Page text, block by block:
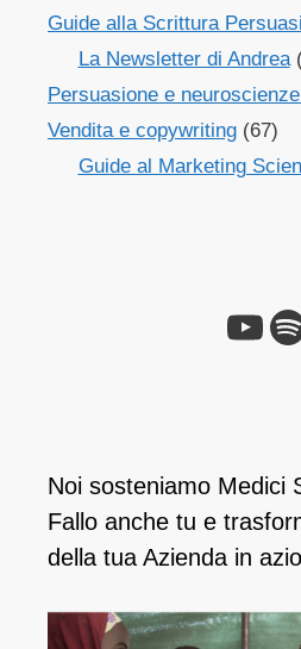
Guide alla Scrittura
La Newsletter di Andrea
Persuasione e
Vendita e copywriting (67)
Guide al Marketing
Noi sosteniamo Medici
Fallo anche tu e
della tua Azienda in